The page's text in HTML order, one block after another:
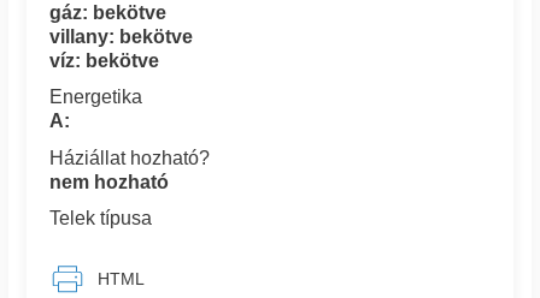
gáz: bekötve
villany: bekötve
víz: bekötve
Energetika
A:
Háziállat hozható?
nem hozható
Telek típusa
HTML